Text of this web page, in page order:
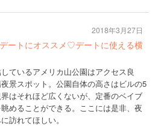
ートにオススメ♡デートに使える横
ているアメリカ山公園はアクセス良
景スポット。公園自体の高さはビルの5
はそれほど広くないが、定番のベイブ
めることができる。ここには是非、夜
訪れてほしい。
2018年3月27日